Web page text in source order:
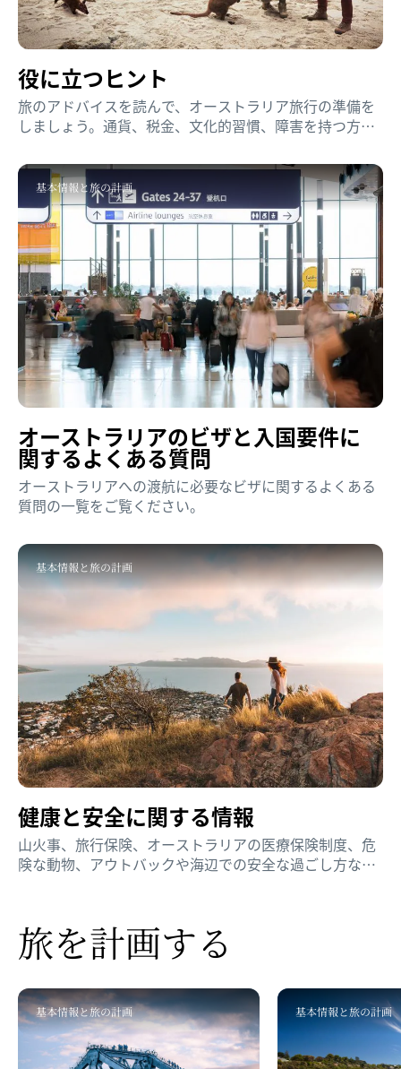
役に​立つヒント
旅のアドバイスを読んで、オーストラリア旅行の準備を
しましょう。通貨、税金、文化的習慣、障害を持つ方の
基本情報と旅の計画
オーストラリアの​ビザと​入国要件に​
関する​よく​ある​質問
オーストラリアへの渡航に必要なビザに関するよくある
質問の一覧をご覧ください。
基本情報と旅の計画
健康と​安全に​関する​情報
山火事、旅行保険、オーストラリアの医療保険制度、危
険な動物、アウトバックや海辺での安全な過ごし方な
旅を​計画する
基本情報と旅の計画 基本情報と旅の計画